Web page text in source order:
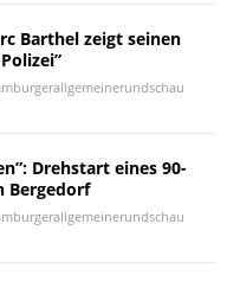
Barthel zeigt seinen
Drehstart eines 90-
Bergedorf